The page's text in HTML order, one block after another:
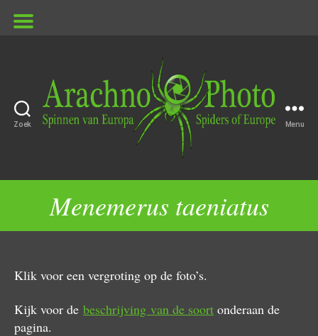
Zoek Menu
Menemerus taeniatus
Klik voor een vergroting op de foto’s.
Kijk voor de beschrijving van de soort onderaan de
pagina.